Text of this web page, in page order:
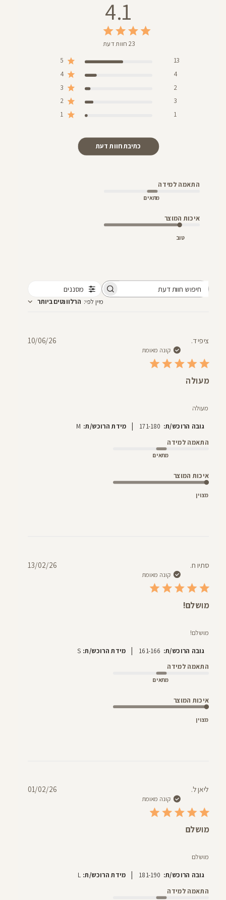
4.1
23 חוות דעת
5
13
4
4
3
2
2 3
1 1
כתיבת חוות דעת
התאמה למידה
מתאים
איכות המוצר
טוב
מסננים
מיין לפי: הרלוונטים ביותר
ציפי ד.
קונה מאומת
מעולה
מעולה
גובה הרוכש/ת: 171-180 מידת הרוכש/ת: M
התאמה למידה
מתאים
איכות המוצר
מצוין
תאריך10/06/26
סתיו ח.
קונה מאומת
מושלם!
מושלם!
גובה הרוכש/ת: 161-166
| מידת הרוכש/ת: S
התאמה למידה
מתאים
איכות המוצר
מצוין
13/02/26
ליאן ל.
קונה מאומת
מושלם
מושלם
גובה הרוכש/ת: 181-190 מידת הרוכש/ת: L
התאמה למידה
תאריך01/02/26